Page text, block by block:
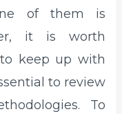
of them is
it is worth
keep up with
to review
To